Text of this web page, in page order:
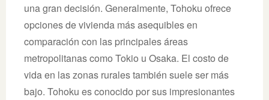
una gran decisión. Generalmente, Tohoku ofrece
opciones de vivienda más asequibles en
comparación con las principales áreas
metropolitanas como Tokio u Osaka. El costo de
vida en las zonas rurales también suele ser más
bajo. Tohoku es conocido por sus impresionantes